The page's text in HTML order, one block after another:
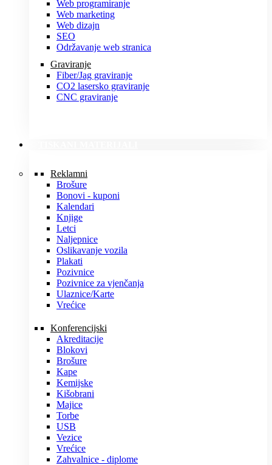
Web programiranje
Web marketing
Web dizajn
SEO
Održavanje web stranica
Graviranje
Fiber/Jag graviranje
CO2 lasersko graviranje
CNC graviranje
Reklamni
Brošure
Bonovi - kuponi
Kalendari
Knjige
Letci
Naljepnice
Oslikavanje vozila
Plakati
Pozivnice
Pozivnice za vjenčanja
Ulaznice/Karte
Vrećice
Konferencijski
Akreditacije
Blokovi
Brošure
Kape
Kemijske
Kišobrani
Majice
Torbe
USB
Vezice
Vrećice
Zahvalnice - diplome